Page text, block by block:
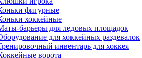
фигурные
хоккейные
барьеры для ледовых площадок
для хоккейных раздевалок
инвентарь для хоккея
ворота